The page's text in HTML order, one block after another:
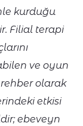
kurduğu
Filial terapi
ve oyun
olarak
etkisi
ebeveyn